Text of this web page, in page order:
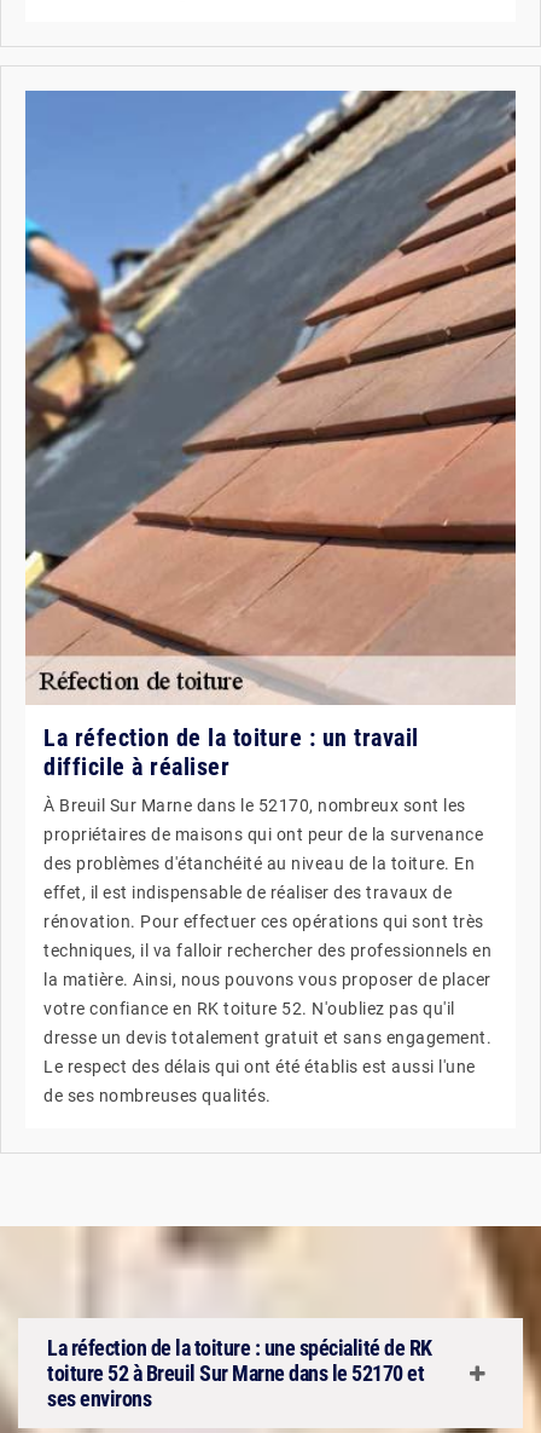
La réfection de la toiture : un travail
difficile à réaliser
À Breuil Sur Marne dans le 52170, nombreux sont les
propriétaires de maisons qui ont peur de la survenance
des problèmes d'étanchéité au niveau de la toiture. En
effet, il est indispensable de réaliser des travaux de
rénovation. Pour effectuer ces opérations qui sont très
techniques, il va falloir rechercher des professionnels en
la matière. Ainsi, nous pouvons vous proposer de placer
votre confiance en RK toiture 52. N'oubliez pas qu'il
dresse un devis totalement gratuit et sans engagement.
Le respect des délais qui ont été établis est aussi l'une
de ses nombreuses qualités.
La réfection de la toiture : une spécialité de RK
toiture 52 à Breuil Sur Marne dans le 52170 et
ses environs